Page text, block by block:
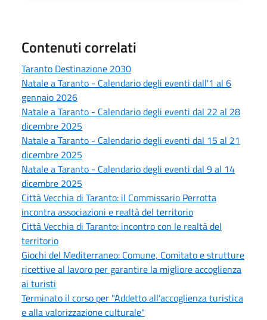
Contenuti correlati
Taranto Destinazione 2030
Natale a Taranto - Calendario degli eventi dall'1 al 6
gennaio 2026
Natale a Taranto - Calendario degli eventi dal 22 al 28
dicembre 2025
Natale a Taranto - Calendario degli eventi dal 15 al 21
dicembre 2025
Natale a Taranto - Calendario degli eventi dal 9 al 14
dicembre 2025
Città Vecchia di Taranto: il Commissario Perrotta
incontra associazioni e realtà del territorio
Città Vecchia di Taranto: incontro con le realtà del
territorio
Giochi del Mediterraneo: Comune, Comitato e strutture
ricettive al lavoro per garantire la migliore accoglienza
ai turisti
Terminato il corso per "Addetto all’accoglienza turistica
e alla valorizzazione culturale"